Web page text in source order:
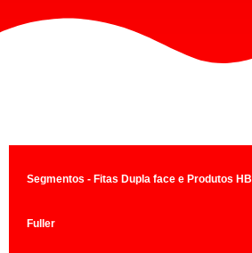
Segmentos - Fitas Dupla face e Produtos HB
Fuller